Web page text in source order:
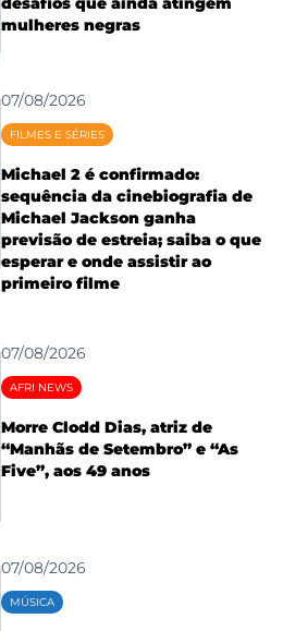
mulheres negras
07/08/2026
FILMES E SÉRIES
Michael 2 é confirmado:
sequência da cinebiografia de
Michael Jackson ganha
previsão de estreia; saiba o que
esperar e onde assistir ao
primeiro filme
07/08/2026
AFRI NEWS
Morre Clodd Dias, atriz de
“Manhãs de Setembro” e “As
Five”, aos 49 anos
07/08/2026
MÚSICA